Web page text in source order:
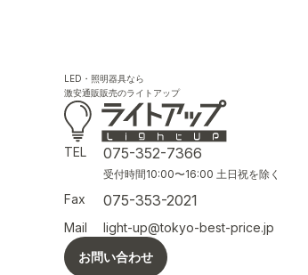
LED・照明器具なら
激安通販販売のライトアップ
TEL 075-352-7366
受付時間10:00〜16:00 土日祝を除く
Fax 075-353-2021
Mail
light-up@tokyo-best-price.jp
お問い合わせ